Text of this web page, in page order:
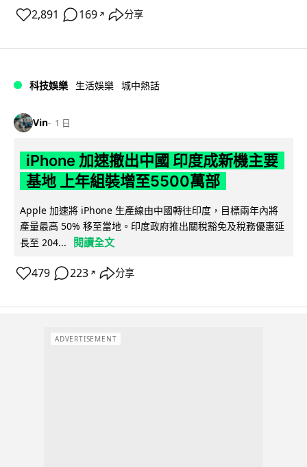
2,891 169 ↗ 分享
科技娛樂 生活娛樂 城中熱話
Vin 1 日
iPhone 加速撤出中國 印度成新機主要
基地 上年組裝增至5500萬部
Apple 加速將 iPhone 生產線由中國轉往印度，目標兩年內將
產量最高 50% 移至當地。印度政府推出關稅豁免及稅務優惠延
長至 204...
閱讀全文
479 223 ↗ 分享
ADVERTISEMENT